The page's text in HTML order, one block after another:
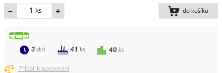
ks do košíku
Přidat k porovnání
40 ks
3 dní 41 ks